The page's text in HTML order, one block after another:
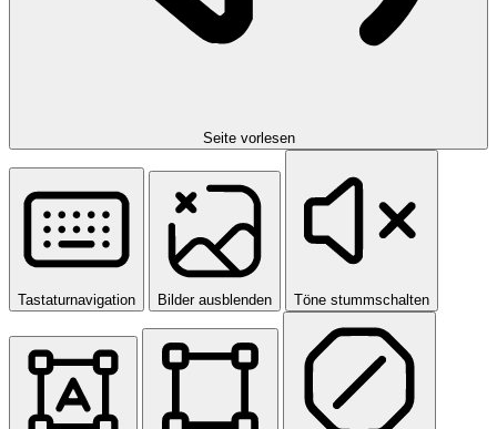
Seite vorlesen
Tastaturnavigation Bilder ausblenden Töne stummschalten